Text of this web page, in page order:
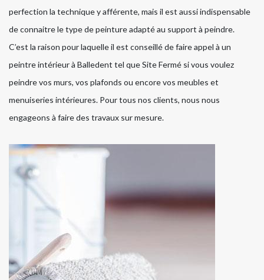
perfection la technique y afférente, mais il est aussi indispensable
de connaitre le type de peinture adapté au support à peindre.
C’est la raison pour laquelle il est conseillé de faire appel à un
peintre intérieur à Balledent tel que Site Fermé si vous voulez
peindre vos murs, vos plafonds ou encore vos meubles et
menuiseries intérieures. Pour tous nos clients, nous nous
engageons à faire des travaux sur mesure.